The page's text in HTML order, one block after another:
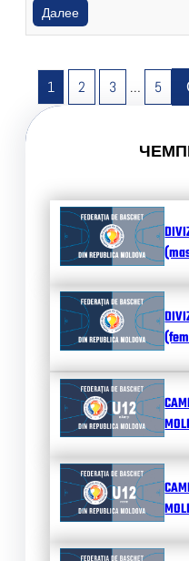
Далее
1 2 3 … 5